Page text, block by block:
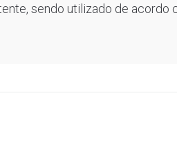
sendo utilizado de